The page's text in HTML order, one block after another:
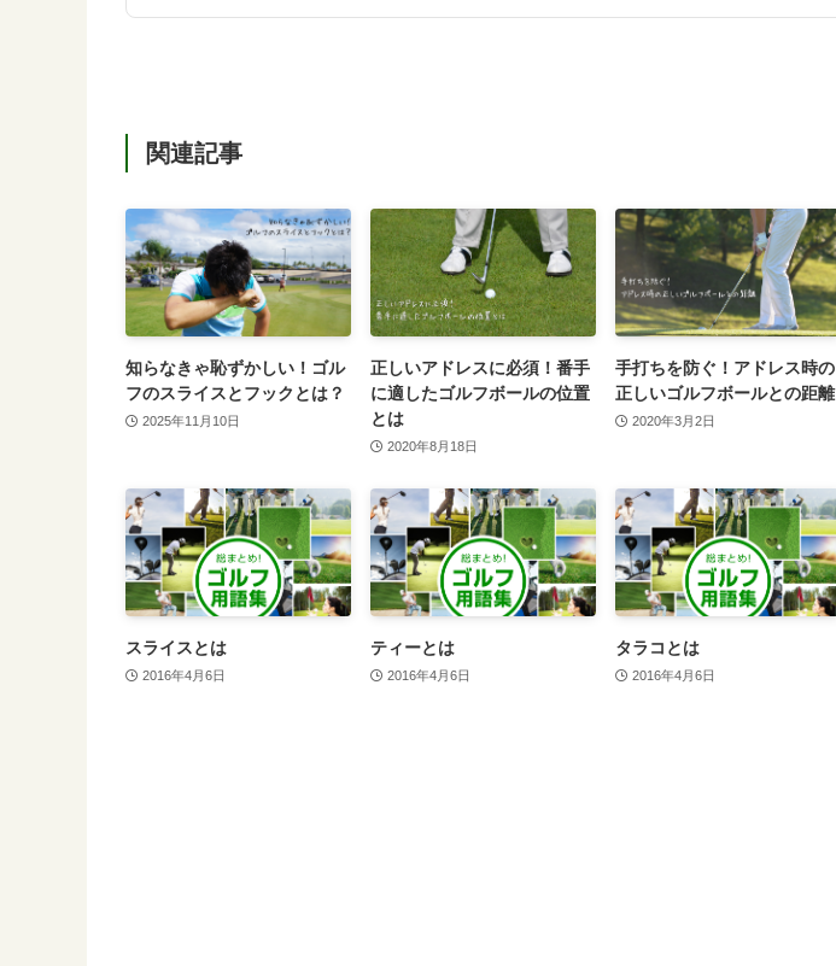
関連記事
知らなきゃ恥ずかしい！ゴル
フのスライスとフックとは？
2025年11月10日
正しいアドレスに必須！番手
に適したゴルフボールの位置
とは
2020年8月18日
手打ちを防ぐ！アドレス時の
正しいゴルフボールとの距離
2020年3月2日
スライスとは
2016年4月6日
ティーとは
2016年4月6日
タラコとは
2016年4月6日